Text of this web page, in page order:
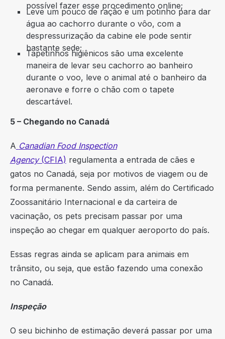
possível fazer esse procedimento online;
Leve um pouco de ração e um potinho para dar
água ao cachorro durante o vôo, com a
despressurização da cabine ele pode sentir
bastante sede;
Tapetinhos higiênicos são uma excelente
maneira de levar seu cachorro ao banheiro
durante o voo, leve o animal até o banheiro da
aeronave e forre o chão com o tapete
descartável.
5 – Chegando no Canadá
A Canadian Food Inspection
Agency(CFIA) regulamenta a entrada de cães e
gatos no Canadá, seja por motivos de viagem ou de
forma permanente. Sendo assim, além do Certificado
Zoossanitário Internacional e da carteira de
vacinação, os pets precisam passar por uma
inspeção ao chegar em qualquer aeroporto do país.
Essas regras ainda se aplicam para animais em
trânsito, ou seja, que estão fazendo uma conexão
no Canadá.
Inspeção
O seu bichinho de estimação deverá passar por uma